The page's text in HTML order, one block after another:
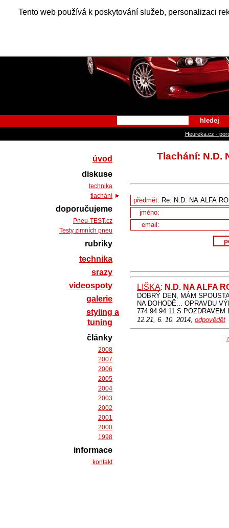
Tento web používá k poskytování služeb, personalizaci
Alfa
hledej
Heureka.cz -
Tlachání: N.D.
předmět:
jméno:
email:
LIŠKA: N.D. NA ALFA
DOBRÝ DEN, MÁM
NA DOHODĚ... OPRAVDU
774 94 94 11 S
12.21, 6. 10. 2014, odpovědět
úvod
diskuse
technika
tlachání
doporučujeme
Pneu-TEST.cz
Testy zimních pneu
rubriky
technika
srazy
videospoty
galerie
styling a
tuning
články
2008
2007
2006
2005
2004
2003
2002
2001
2000
1998
informace
kontakt